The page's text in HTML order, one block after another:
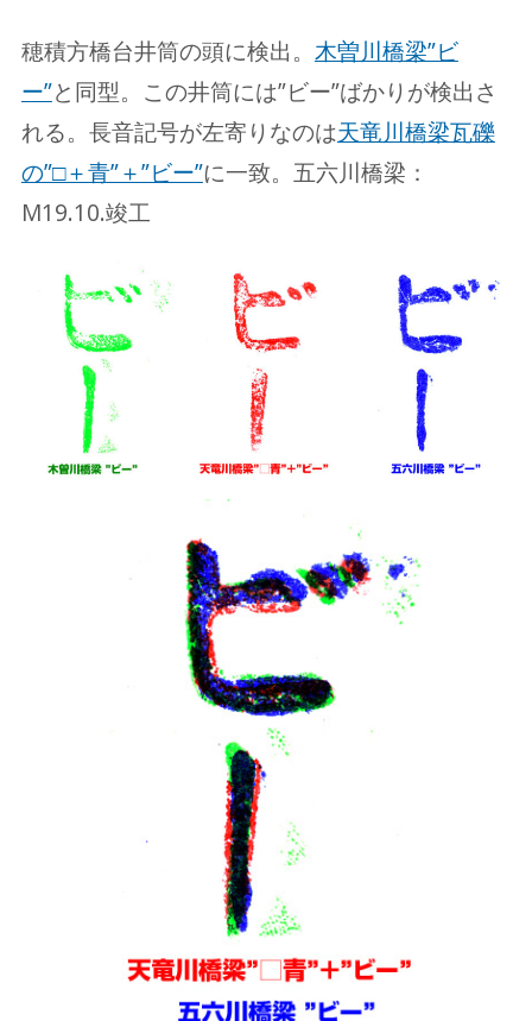
穂積方橋台井筒の頭に検出。 木曽川橋梁”ビ
ー”と同型。この井筒には”ビー”ばかりが検出さ
れる。長音記号が左寄りなのは天竜川橋梁瓦礫
の”□＋青”＋”ビー”に一致。五六川橋梁：
M19.10.竣工